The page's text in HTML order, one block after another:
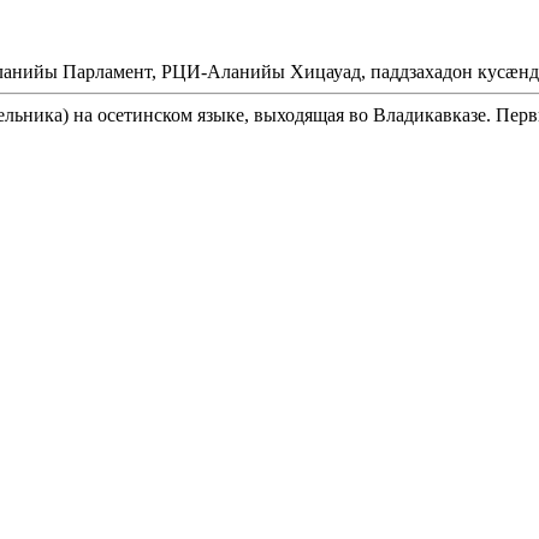
Парламент, РЦИ-Аланийы Хицауад, паддзахадон
на осетинском языке, выходящая во Владикавказе.